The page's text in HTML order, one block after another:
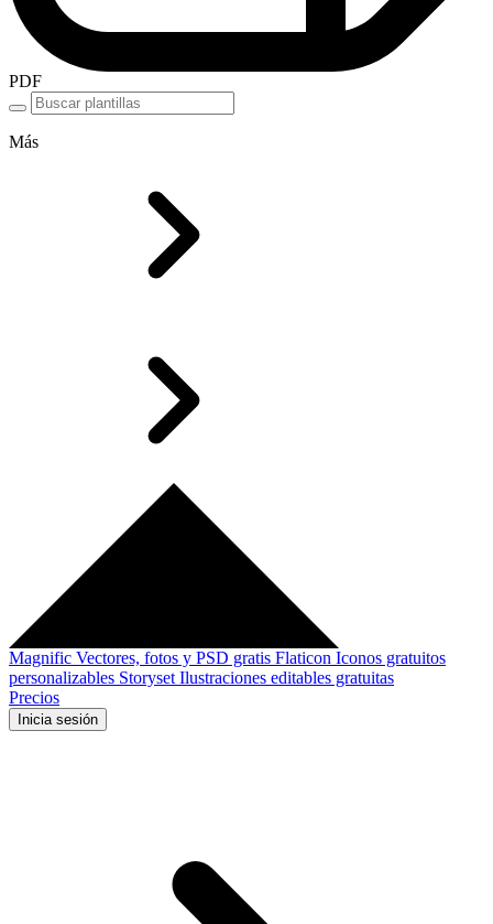
PDF
Más
Magnific Vectores, fotos y PSD gratis Flaticon Iconos gratuitos
personalizables Storyset Ilustraciones editables gratuitas
Precios
Inicia sesión